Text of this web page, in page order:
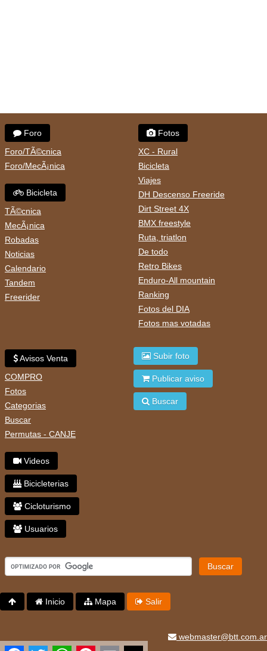
Foro
Foro/TÃ©cnica
Foro/MecÃ¡nica
Bicicleta
TÃ©cnica
MecÃ¡nica
Robadas
Noticias
Calendario
Tandem
Freerider
Fotos
XC - Rural
Bicicleta
Viajes
DH Descenso Freeride
Dirt Street 4X
BMX freestyle
Ruta, triatlon
De todo
Retro Bikes
Enduro-All mountain
Ranking
Fotos del DIA
Fotos mas votadas
Avisos Venta
COMPRO
Fotos
Categorias
Buscar
Permutas - CANJE
Videos
Bicicleterias
Cicloturismo
Usuarios
Subir foto
Publicar aviso
Buscar
Buscar
Inicio Mapa Salir
webmaster@btt.com.ar